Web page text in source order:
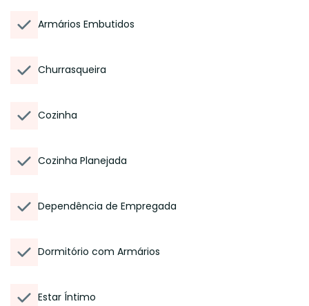
Armários Embutidos
Churrasqueira
Cozinha
Cozinha Planejada
Dependência de Empregada
Dormitório com Armários
Estar Íntimo